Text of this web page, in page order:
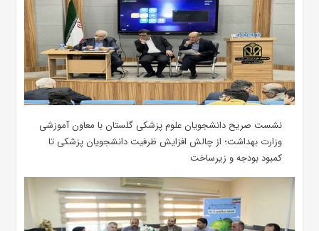
نشست صریح دانشجویان علوم پزشکی گلستان با معاون آموزشی
وزارت بهداشت؛ از چالش افزایش ظرفیت دانشجویان ‌پزشکی تا
کمبود بودجه و زیرساخت